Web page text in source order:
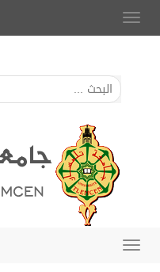
Toggle
navigation
Toggle